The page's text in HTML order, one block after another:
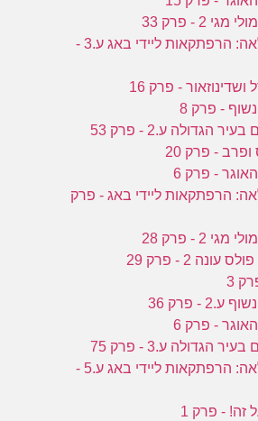
10:15 - המופלאה: הרפתקאות ליידי באג ע.3 -
הרפתקאות ליידי באג - פרק
15:14 - המופלאה: הרפתקאות ליידי באג ע.5 -